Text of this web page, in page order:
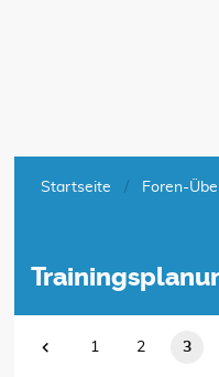
Startseite Foren-
1 2 3